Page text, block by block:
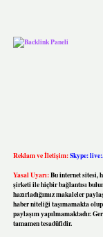
Reklam ve İletişim:Skype:
Yasal Uyarı:Bu internet sitesi,
şirketi ile hiçbir bağlantısı
hazırladığımız makaleler
haber niteliği taşımamakta
paylaşım yapılmamaktadır.
tamamen tesadüfidir.